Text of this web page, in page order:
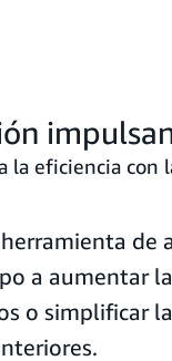
eficiencia con
de
a aumentar
o simplificar